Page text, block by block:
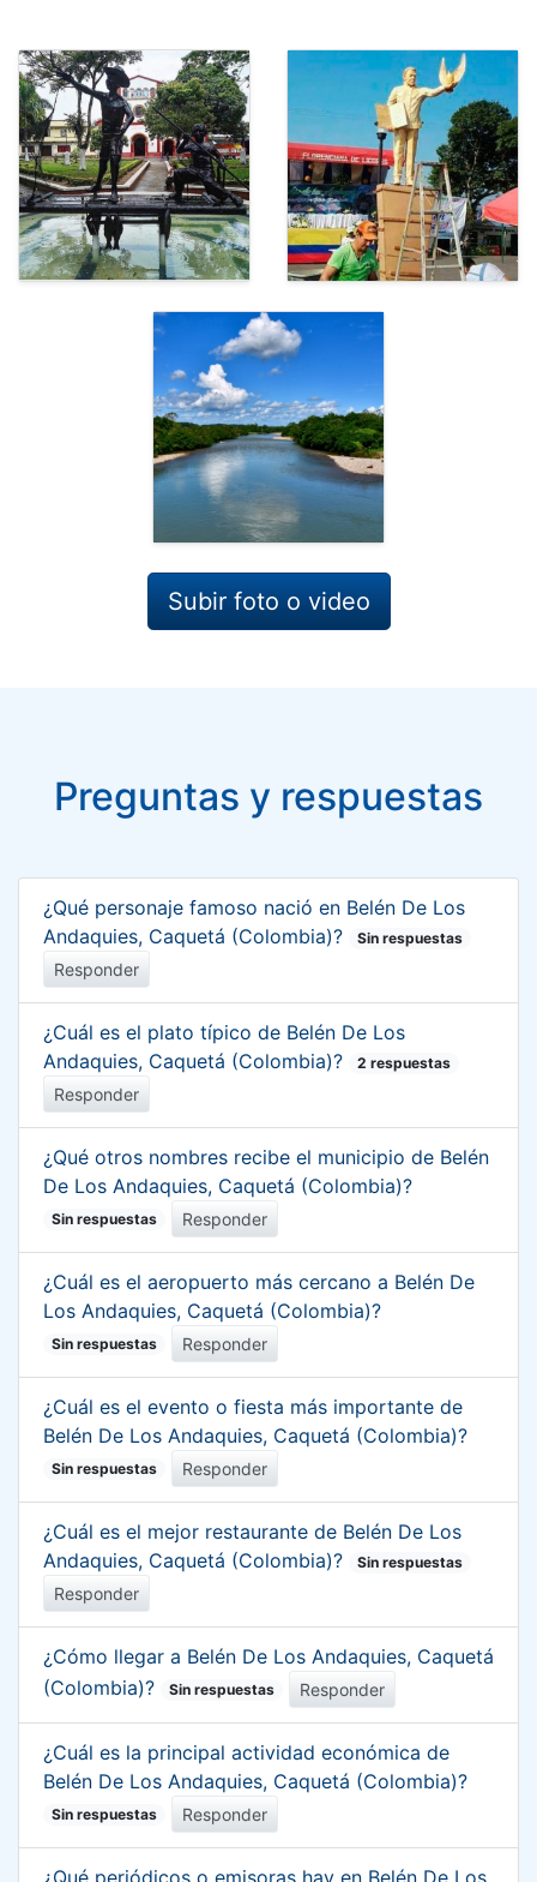
Subir foto o video
Preguntas y respuestas
¿Qué personaje famoso nació en Belén De Los
Andaquies, Caquetá (Colombia)?
Sin respuestas
Responder
¿Cuál es el plato típico de Belén De Los
Andaquies, Caquetá (Colombia)?
2 respuestas
Responder
¿Qué otros nombres recibe el municipio de Belén
De Los Andaquies, Caquetá (Colombia)?
Sin respuestas Responder
¿Cuál es el aeropuerto más cercano a Belén De
Los Andaquies, Caquetá (Colombia)?
Sin respuestas Responder
¿Cuál es el evento o fiesta más importante de
Belén De Los Andaquies, Caquetá (Colombia)?
Sin respuestas Responder
¿Cuál es el mejor restaurante de Belén De Los
Andaquies, Caquetá (Colombia)?
Sin respuestas
Responder
¿Cómo llegar a Belén De Los Andaquies, Caquetá
(Colombia)?
Sin respuestas Responder
¿Cuál es la principal actividad económica de
Belén De Los Andaquies, Caquetá (Colombia)?
Sin respuestas Responder
¿Qué periódicos o emisoras hay en Belén De Los